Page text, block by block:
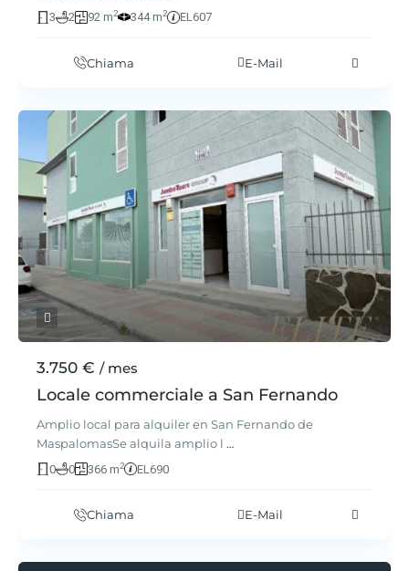
3 2 92 m2 344 m2 EL607
Chiama E-Mail
3.750 € / mes
Locale commerciale a San Fernando
Amplio local para alquiler en San Fernando de
MaspalomasSe alquila amplio l …
0 0 366 m2 EL690
Chiama E-Mail